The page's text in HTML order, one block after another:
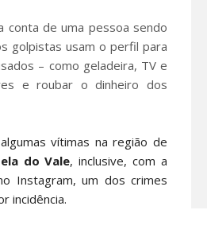
conta de uma pessoa sendo
golpistas usam o perfil para
– como geladeira, TV e
e roubar o dinheiro dos
vítimas na região de
do Vale, inclusive, com a
Instagram, um dos crimes
incidência.